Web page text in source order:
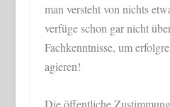
man versteht von nichts
verfüge schon gar nicht
Fachkenntnisse, um
agieren!
Die öffentliche